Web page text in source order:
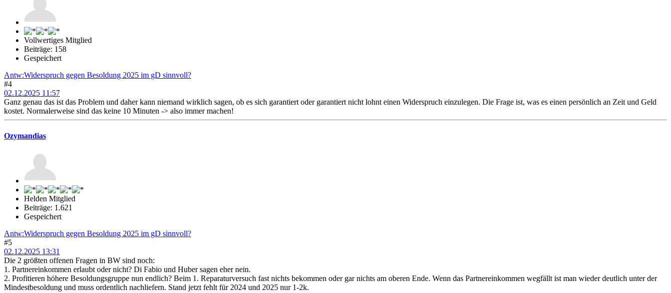
Vollwertiges Mitglied
Beiträge: 158
Gespeichert
Antw:Widerspruch gegen Besoldung 2025 im gD sinnvoll?
#4
02.12.2025 11:57
Ganz genau das ist das Problem und daher kann niemand wirklich sagen, ob es sich garantiert oder garantiert nicht lohnt einen Widerspruch einzulegen. Die Frage ist, was es einen persönlich an Zeit und Geld
kostet. Normalerweise sind das keine 10 Minuten -> also immer machen!
Ozymandias
Helden Mitglied
Beiträge: 1.621
Gespeichert
Antw:Widerspruch gegen Besoldung 2025 im gD sinnvoll?
#5
02.12.2025 13:31
Die 2 größten offenen Fragen in BW sind noch:
1. Partnereinkommen erlaubt oder nicht? Di Fabio und Huber sagen eher nein.
2. Profitieren höhere Besoldungsgruppe nun endlich? Beim 1. Reparaturversuch fast nichts bekommen oder gar nichts am oberen Ende. Wenn das Partnereinkommen wegfällt ist man wieder deutlich unter der
Mindestbesoldung und muss ordentlich nachliefern. Stand jetzt fehlt für 2024 und 2025 nur 1-2k.